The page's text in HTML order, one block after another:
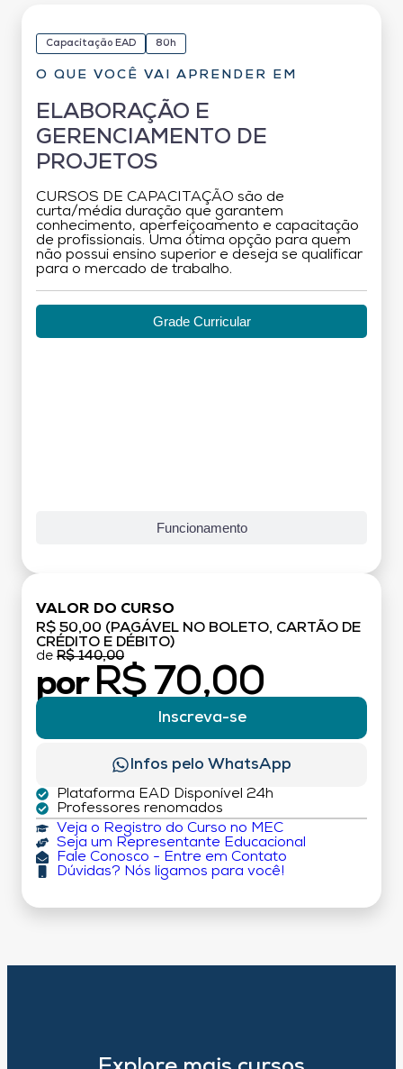
Capacitação EAD 80h
O QUE VOCÊ VAI APRENDER EM
ELABORAÇÃO E
GERENCIAMENTO DE
PROJETOS
CURSOS DE CAPACITAÇÃO são de
curta/média duração que garantem
conhecimento, aperfeiçoamento e capacitação
de profissionais. Uma ótima opção para quem
não possui ensino superior e deseja se qualificar
para o mercado de trabalho.
Grade Curricular
Funcionamento
VALOR DO CURSO
R$ 50,00 (PAGÁVEL NO BOLETO, CARTÃO DE
CRÉDITO E DÉBITO)
de R$ 140,00
por R$ 70,00
Inscreva-se
Infos pelo WhatsApp
Plataforma EAD Disponível 24h
Professores renomados
Veja o Registro do Curso no MEC
Seja um Representante Educacional
Fale Conosco - Entre em Contato
Dúvidas? Nós ligamos para você!